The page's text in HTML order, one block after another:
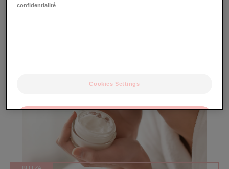
confidentialité
Cookies Settings
Only the essentials
OK